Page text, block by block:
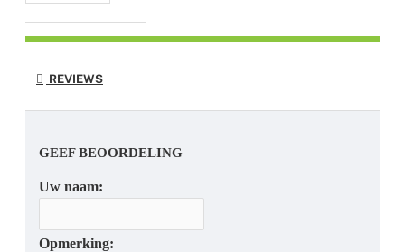
REVIEWS
GEEF BEOORDELING
Uw naam:
Opmerking: